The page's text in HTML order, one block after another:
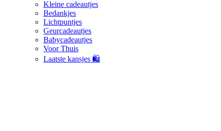
Kleine cadeautjes
Bedankjes
Lichtpuntjes
Geurcadeautjes
Babycadeautjes
Voor Thuis
Laatste kansjes 🛍️